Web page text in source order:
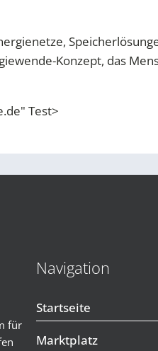
Konzept, das
Test>
für
Navigation
Startseite
Marktplatz